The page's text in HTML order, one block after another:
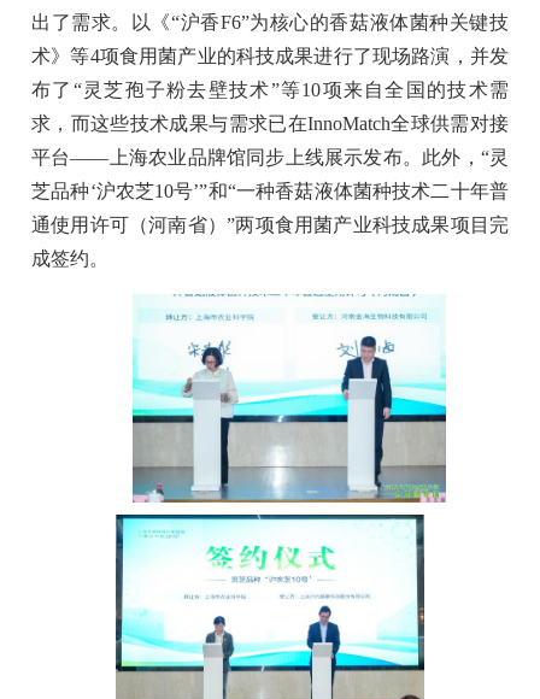
出了需求。以《“沪香F6”为核心的香菇液体菌种关键技
术》等4项食用菌产业的科技成果进行了现场路演，并发
布了“灵芝孢子粉去壁技术”等10项来自全国的技术需
求，而这些技术成果与需求已在InnoMatch全球供需对接
平台——上海农业品牌馆同步上线展示发布。此外，“灵
芝品种‘沪农芝10号’”和“一种香菇液体菌种技术二十年普
通使用许可（河南省）”两项食用菌产业科技成果项目完
成签约。